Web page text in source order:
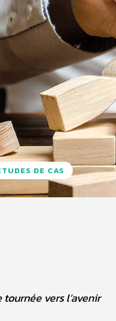
DE CAS
vers l’avenir